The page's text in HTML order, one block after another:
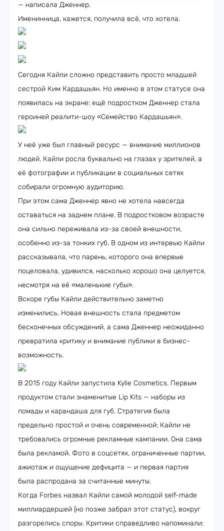
— написала Дженнер.
Именинница, кажется, получила всё, что хотела.
Сегодня Кайли сложно представить просто младшей
сестрой Ким Кардашьян. Но именно в этом статусе она
появилась на экране: ещё подростком Дженнер стала
героиней реалити-шоу «Семейство Кардашьян».
У неё уже был главный ресурс — внимание миллионов
людей. Кайли росла буквально на глазах у зрителей, а
её фотографии и публикации в социальных сетях
собирали огромную аудиторию.
При этом сама Дженнер явно не хотела навсегда
оставаться на заднем плане. В подростковом возрасте
она сильно переживала из-за своей внешности,
особенно из-за тонких губ. В одном из интервью Кайли
рассказывала, что парень, которого она впервые
поцеловала, удивился, насколько хорошо она целуется,
несмотря на её «маленькие губы».
Вскоре губы Кайли действительно заметно
изменились. Новая внешность стала предметом
бесконечных обсуждений, а сама Дженнер неожиданно
превратила критику и внимание публики в бизнес-
возможность.
В 2015 году Кайли запустила Kylie Cosmetics. Первым
продуктом стали знаменитые Lip Kits — наборы из
помады и карандаша для губ. Стратегия была
предельно простой и очень современной: Кайли не
требовались огромные рекламные кампании. Она сама
была рекламой. Фото в соцсетях, ограниченные партии,
ажиотаж и ощущение дефицита — и первая партия
была распродана за считанные минуты.
Когда Forbes назвал Кайли самой молодой self-made
миллиардершей (но позже забрал этот статус), вокруг
разгорелись споры. Критики справедливо напоминали: